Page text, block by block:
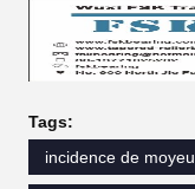
Tags:
incidence de